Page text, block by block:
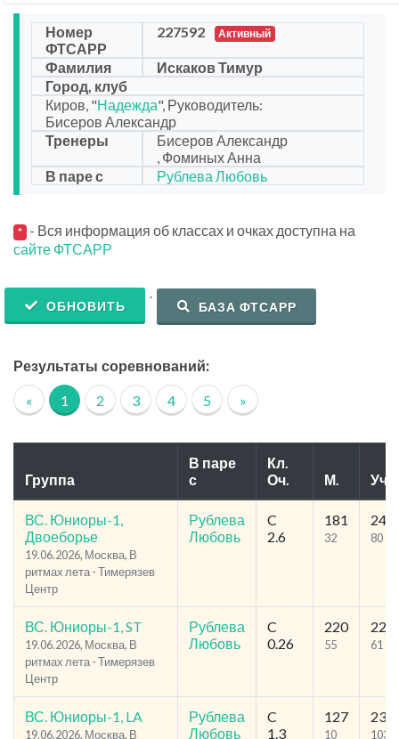
Номер
ФТСАРР
227592 Активный
Фамилия
Искаков Тимур
Город, клуб
Киров, "Надежда", Руководитель:
Бисеров Александр
Тренеры
Бисеров Александр
, Фоминых Анна
В паре с
Рублева Любовь
* - Вся информация об классах и очках доступна на
сайте ФТСАРР
ОБНОВИТЬ
.
БАЗА ФТСАРР
Результаты соревнований:
« 1 2 3 4 5 »
Группа
В паре
с
Кл.
Оч.
М. Уч.
ВС. Юниоры-1,
Двоеборье
19.06.2026, Москва, В
ритмах лета - Тимерязев
Центр
Рублева
Любовь
C
2.6
181
32
240
80
ВС. Юниоры-1, ST
19.06.2026, Москва, В
ритмах лета - Тимерязев
Центр
Рублева
Любовь
C
0.26
220
55
229
61
ВС. Юниоры-1, LA
19.06.2026, Москва, В
Рублева
Любовь
C
1.3
127
10
231
103